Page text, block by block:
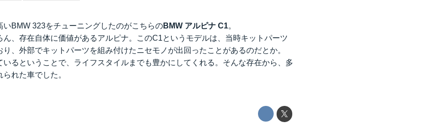
いBMW 323をチューニングしたのがこちらのBMW アルピナ C1。
ん、存在自体に価値があるアルピナ。このC1というモデルは、当時キットパーツ
り、外部でキットパーツを組み付けたニセモノが出回ったことがあるのだとか。
いるということで、ライフスタイルまでも豊かにしてくれる。そんな存在から、多
れた車でした。